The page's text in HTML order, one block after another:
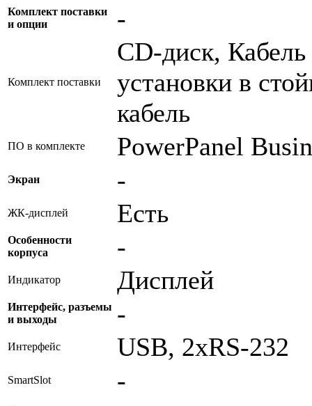
Комплект поставки
и опции
-
Комплект поставки
CD-диск,
установки в
кабель
ПО в комплекте PowerPanel
Экран -
ЖК-дисплей Есть
Особенности
корпуса
-
Индикатор Дисплей
Интерфейс, разъемы
и выходы
-
Интерфейс USB, 2xRS-232
SmartSlot -